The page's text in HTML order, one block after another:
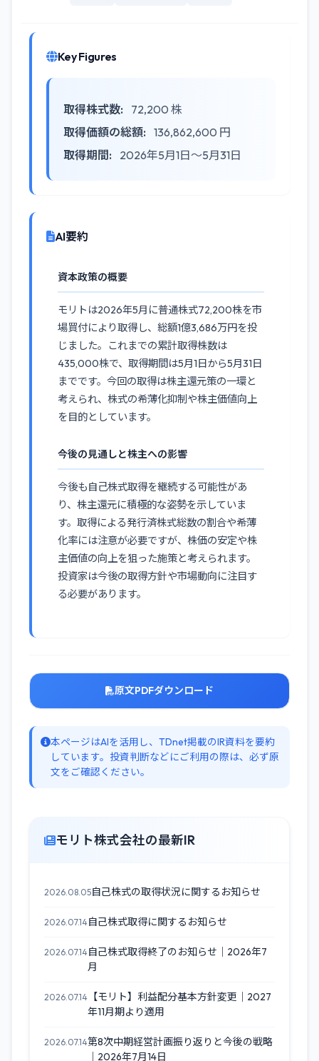
Key Figures
取得株式数:
72,200 株
取得価額の総額: 136,862,600 円
取得期間:
2026年5月1日〜5月31日
AI要約
資本政策の概要
モリトは2026年5月に普通株式72,200株を市
場買付により取得し、総額1億3,686万円を投
じました。これまでの累計取得株数は
435,000株で、取得期間は5月1日から5月31日
までです。今回の取得は株主還元策の一環と
考えられ、株式の希薄化抑制や株主価値向上
を目的としています。
今後の見通しと株主への影響
今後も自己株式取得を継続する可能性があ
り、株主還元に積極的な姿勢を示していま
す。取得による発行済株式総数の割合や希薄
化率には注意が必要ですが、株価の安定や株
主価値の向上を狙った施策と考えられます。
投資家は今後の取得方針や市場動向に注目す
る必要があります。
原文PDFダウンロード
本ページはAIを活用し、TDnet掲載のIR資料を要約
しています。投資判断などにご利用の際は、必ず原
文をご確認ください。
モリト株式会社の最新IR
2026.08.05自己株式の取得状況に関するお知らせ
2026.07.14自己株式取得に関するお知らせ
2026.07.14自己株式取得終了のお知らせ｜2026年7
月
2026.07.14 【モリト】利益配分基本方針変更｜2027
年11月期より適用
2026.07.14第8次中期経営計画振り返りと今後の戦略
｜2026年7月14日